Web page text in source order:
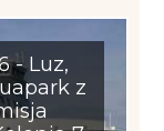
- Luz,
z